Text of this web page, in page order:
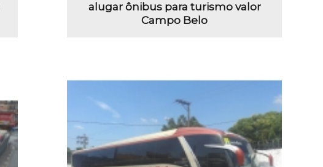
alugar ônibus para turismo valor
Campo Belo